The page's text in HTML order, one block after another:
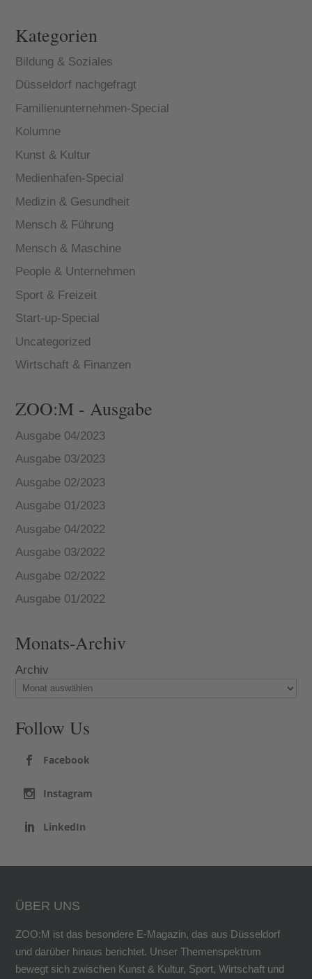
Kategorien
Bildung & Soziales
Düsseldorf nachgefragt
Familienunternehmen-Special
Kolumne
Kunst & Kultur
Medienhafen-Special
Medizin & Gesundheit
Mensch & Führung
Mensch & Maschine
People & Unternehmen
Sport & Freizeit
Start-up-Special
Uncategorized
Wirtschaft & Finanzen
ZOO:M - Ausgabe
Ausgabe 04/2023
Ausgabe 03/2023
Ausgabe 02/2023
Ausgabe 01/2023
Ausgabe 04/2022
Ausgabe 03/2022
Ausgabe 02/2022
Ausgabe 01/2022
Monats-Archiv
Archiv
Follow Us
Facebook
Instagram
LinkedIn
ÜBER UNS
ZOO:M ist das besondere E-Magazin, das aus Düsseldorf
und darüber hinaus berichtet. Unser Themenspektrum
bewegt sich zwischen Kunst & Kultur, Sport, Wirtschaft und